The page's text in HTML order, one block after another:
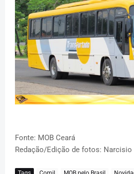
Fonte: MOB Ceará
Redação/Edição de fotos: Narcisio